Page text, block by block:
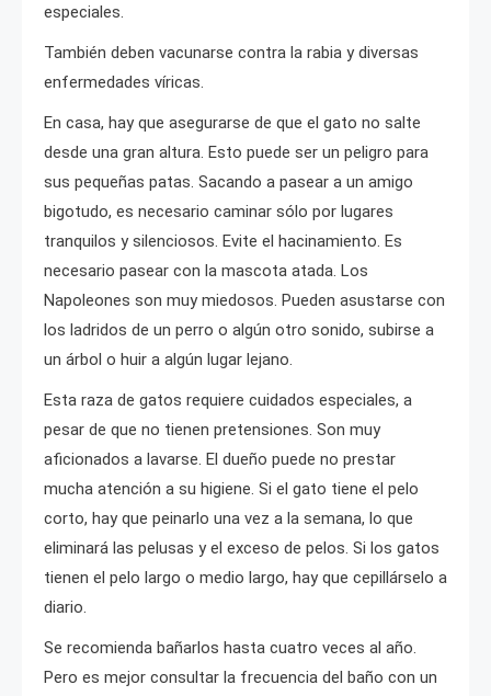
especiales.
También deben vacunarse contra la rabia y diversas
enfermedades víricas.
En casa, hay que asegurarse de que el gato no salte
desde una gran altura. Esto puede ser un peligro para
sus pequeñas patas. Sacando a pasear a un amigo
bigotudo, es necesario caminar sólo por lugares
tranquilos y silenciosos. Evite el hacinamiento. Es
necesario pasear con la mascota atada. Los
Napoleones son muy miedosos. Pueden asustarse con
los ladridos de un perro o algún otro sonido, subirse a
un árbol o huir a algún lugar lejano.
Esta raza de gatos requiere cuidados especiales, a
pesar de que no tienen pretensiones. Son muy
aficionados a lavarse. El dueño puede no prestar
mucha atención a su higiene. Si el gato tiene el pelo
corto, hay que peinarlo una vez a la semana, lo que
eliminará las pelusas y el exceso de pelos. Si los gatos
tienen el pelo largo o medio largo, hay que cepillárselo a
diario.
Se recomienda bañarlos hasta cuatro veces al año.
Pero es mejor consultar la frecuencia del baño con un